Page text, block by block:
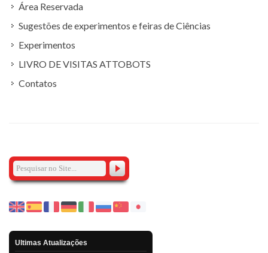
Área Reservada
Sugestões de experimentos e feiras de Ciências
Experimentos
LIVRO DE VISITAS ATTOBOTS
Contatos
Ultimas Atualizações